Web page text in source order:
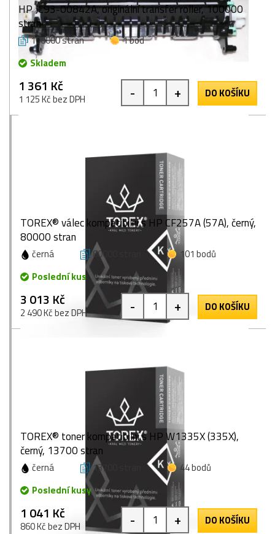
HP JC93-00842A, originální transfer roller, 100000
stran
100000 stran
1 bod
Skladem
1 361 Kč
1 125 Kč bez DPH - + DO KOŠÍKU
TOREX® válec kompatibilní s HP CF257A (57A), černý,
80000 stran
černá 80000 stran
101 bodů
Poslední kus
3 013 Kč
2 490 Kč bez DPH - + DO KOŠÍKU
TOREX® toner kompatibilní s HP W1335X (335X),
černý, 13700 stran
černá 13700 stran
44 bodů
Poslední kusy
1 041 Kč
860 Kč bez DPH - + DO KOŠÍKU